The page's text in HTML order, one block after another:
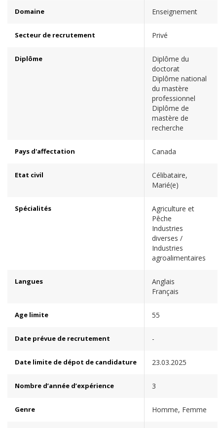
Domaine Enseignement
Secteur de recrutement Privé
Diplôme
Diplôme du
doctorat
Diplôme national
du mastère
professionnel
Diplôme de
mastère de
recherche
Pays d'affectation Canada
Etat civil
Célibataire,
Marié(e)
Spécialités
Agriculture et
Pêche
Industries
diverses /
Industries
agroalimentaires
Langues
Anglais
Français
Age limite 55
Date prévue de recrutement -
Date limite de dépot de candidature 23.03.2025
Nombre d’année d’expérience 3
Genre Homme, Femme